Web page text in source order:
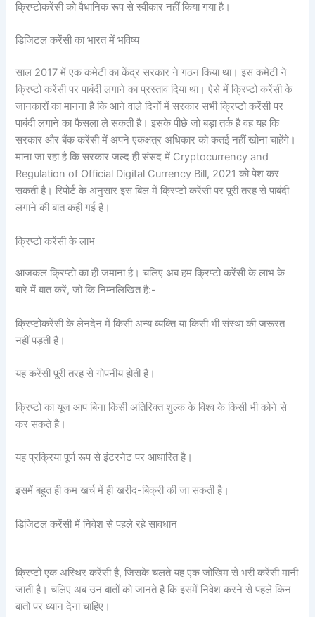
क्रिप्टोकरेंसी को वैधानिक रूप से स्वीकार नहीं किया गया है।
डिजिटल करेंसी का भारत में भविष्य
साल 2017 में एक कमेटी का केंद्र सरकार ने गठन किया था। इस कमेटी ने
क्रिप्टो करेंसी पर पाबंदी लगाने का प्रस्ताव दिया था। ऐसे में क्रिप्टो करेंसी के
जानकारों का मानना है कि आने वाले दिनों में सरकार सभी क्रिप्टो करेंसी पर
पाबंदी लगाने का फैसला ले सकती है। इसके पीछे जो बड़ा तर्क है वह यह कि
सरकार और बैंक करेंसी में अपने एकक्षत्र अधिकार को कतई नहीं खोना चाहेंगे।
माना जा रहा है कि सरकार जल्द ही संसद में Cryptocurrency and
Regulation of Official Digital Currency Bill, 2021 को पेश कर
सकती है। रिपोर्ट के अनुसार इस बिल में क्रिप्टो करेंसी पर पूरी तरह से पाबंदी
लगाने की बात कही गई है।
क्रिप्टो करेंसी के लाभ
आजकल क्रिप्टो का ही जमाना है। चलिए अब हम क्रिप्टो करेंसी के लाभ के
बारे में बात करें, जो कि निम्नलिखित है:-
क्रिप्टोकरेंसी के लेनदेन में किसी अन्य व्यक्ति या किसी भी संस्था की जरूरत
नहीं पड़ती है।
यह करेंसी पूरी तरह से गोपनीय होती है।
क्रिप्टो का यूज आप बिना किसी अतिरिक्त शुल्क के विश्व के किसी भी कोने से
कर सकते है।
यह प्रक्रिया पूर्ण रूप से इंटरनेट पर आधारित है।
इसमें बहुत ही कम खर्च में ही खरीद-बिक्री की जा सकती है।
डिजिटल करेंसी में निवेश से पहले रहे सावधान
क्रिप्टो एक अस्थिर करेंसी है, जिसके चलते यह एक जोखिम से भरी करेंसी मानी
जाती है। चलिए अब उन बातों को जानते है कि इसमें निवेश करने से पहले किन
बातों पर ध्यान देना चाहिए।